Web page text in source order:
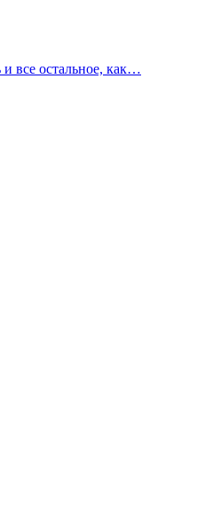
и все остальное, как…